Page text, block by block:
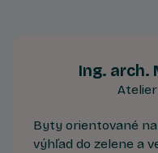
Ing. arch.
Byty orientované
výhľad do zelene a